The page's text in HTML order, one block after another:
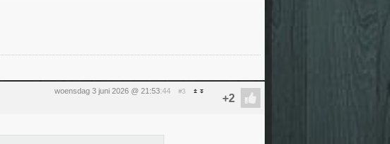
woensdag 3 juni 2026 @ 21:53:44 #3